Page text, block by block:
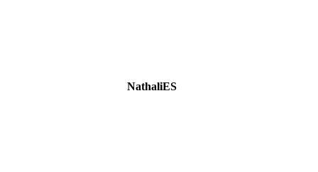
NathaliES